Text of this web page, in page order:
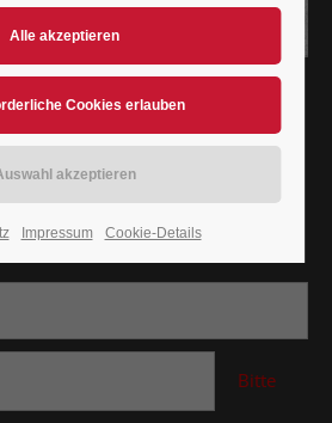
// ALLE RENNEN
ihre Runden drehen.
und erfahre als Erster was
Bitte
Impressum Cookie-Details